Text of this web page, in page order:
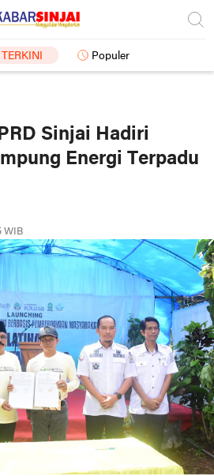
TERKINI Populer
Sinjai Hadiri
Energi Terpadu
WIB